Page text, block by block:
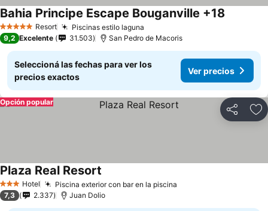
5 Estrellas Resort Piscinas estilo laguna
Bahia Principe Escape Bouganville +18
9,2 Excelente 31.503 San Pedro de Macoris
Seleccioná las fechas para ver los
precios exactos
Ver precios
Compartir
Opción popular
3 Estrellas
Hotel Piscina exterior con bar en la piscina
Plaza Real Resort
7,3 2.337 Juan Dolio